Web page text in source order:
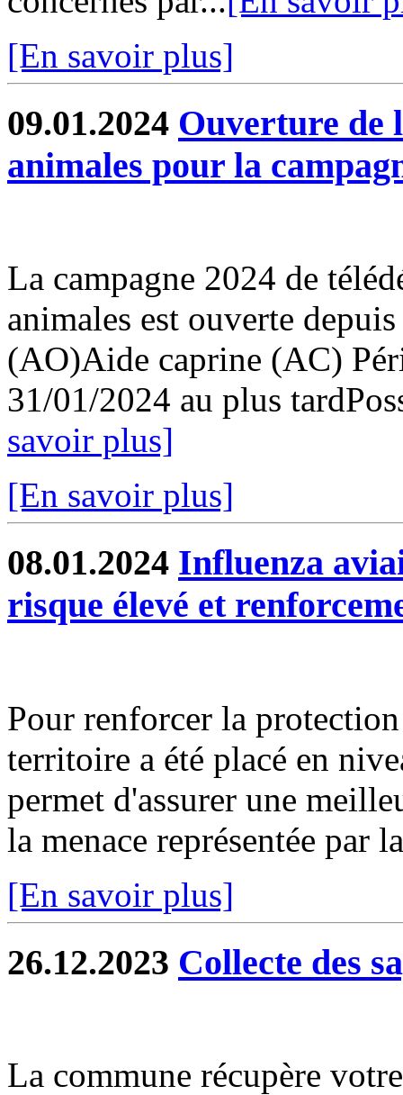
[En savoir plus]
09.01.2024 Ouverture de
animales pour la
La campagne 2024 de
animales est ouverte
(AO)Aide caprine (AC)
31/01/2024 au plus
savoir plus]
[En savoir plus]
08.01.2024 Influenza
risque élevé et
Pour renforcer la
territoire a été placé en
permet d'assurer une
la menace représentée par
[En savoir plus]
26.12.2023 Collecte des
La commune récupère